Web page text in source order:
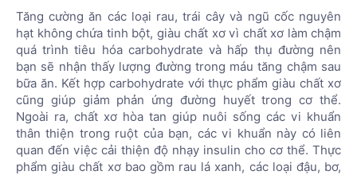
Tăng cường ăn các loại rau, trái cây và ngũ cốc nguyên
hạt không chứa tinh bột, giàu chất xơ vì chất xơ làm chậm
quá trình tiêu hóa carbohydrate và hấp thụ đường nên
bạn sẽ nhận thấy lượng đường trong máu tăng chậm sau
bữa ăn. Kết hợp carbohydrate với thực phẩm giàu chất xơ
cũng giúp giảm phản ứng đường huyết trong cơ thể.
Ngoài ra, chất xơ hòa tan giúp nuôi sống các vi khuẩn
thân thiện trong ruột của bạn, các vi khuẩn này có liên
quan đến việc cải thiện độ nhạy insulin cho cơ thể. Thực
phẩm giàu chất xơ bao gồm rau lá xanh, các loại đậu, bơ,